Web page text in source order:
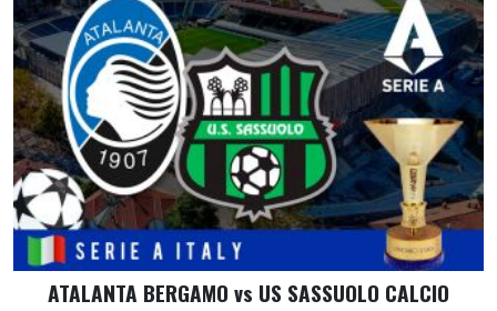
ATALANTA BERGAMO vs US SASSUOLO CALCIO